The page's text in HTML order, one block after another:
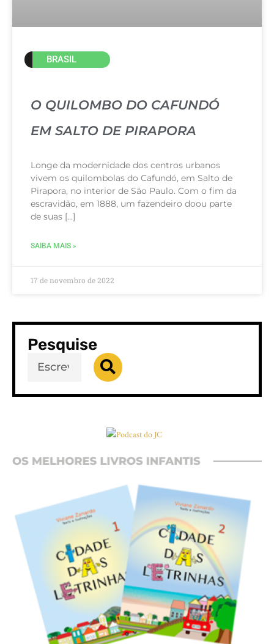
BRASIL
O QUILOMBO DO CAFUNDÓ
EM SALTO DE PIRAPORA
Longe da modernidade dos centros urbanos
vivem os quilombolas do Cafundó, em Salto de
Pirapora, no interior de São Paulo. Com o fim da
escravidão, em 1888, um fazendeiro doou parte
de suas […]
SAIBA MAIS »
17 de novembro de 2022
Pesquise